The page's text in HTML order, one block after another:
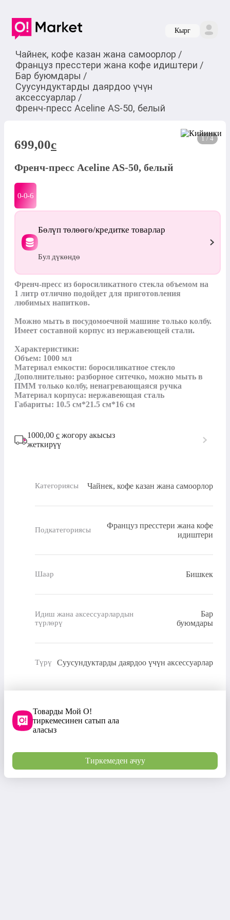
Кырг
Чайнек, кофе казан жана самоорлор /
Француз пресстери жана кофе идиштери /
Бар буюмдары /
Суусундуктарды даярдоо үчүн
аксессуарлар /
Френч-пресс Aceline AS-50, белый
1 / 4
699,00c
Френч-пресс Aceline AS-50, белый
0-0-6
Бөлүп төлөөгө/кредитке товарлар
Бул дүкөндө
Френч-пресс из боросиликатного стекла объемом на
1 литр отлично подойдет для приготовления
любимых напитков.
Можно мыть в посудомоечной машине только колбу.
Имеет составной корпус из нержавеющей стали.
Характеристики:
Объем: 1000 мл
Материал емкости: боросиликатное стекло
Дополнительно: разборное ситечко, можно мыть в
ПММ только колбу, ненагревающаяся ручка
Материал корпуса: нержавеющая сталь
Габариты: 10.5 см*21.5 см*16 см
1000,00 с жогору акысыз
жеткирүү
Категориясы Чайнек, кофе казан жана самоорлор
Подкатегориясы
Француз пресстери жана кофе
идиштери
Шаар Бишкек
Идиш жана аксессуарлардын
түрлөрү
Бар
буюмдары
Түрү Суусундуктарды даярдоо үчүн аксессуарлар
Товарды Мой О!
тиркемесинен сатып ала
аласыз
Тиркемеден ачуу